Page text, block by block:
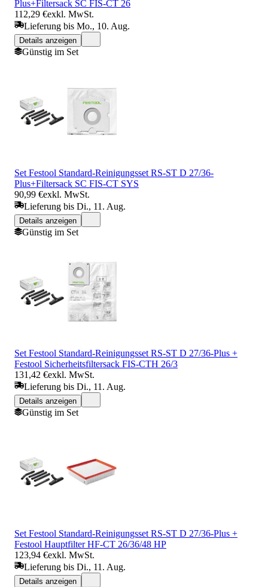
Plus+Filtersack SC FIS-CT 26
112,29 €exkl. MwSt.
Lieferung bis Mo., 10. Aug.
Details anzeigen
Günstig im Set
Set Festool Standard-Reinigungsset RS-ST D 27/36-
Plus+Filtersack SC FIS-CT SYS
90,99 €exkl. MwSt.
Lieferung bis Di., 11. Aug.
Details anzeigen
Günstig im Set
Set Festool Standard-Reinigungsset RS-ST D 27/36-Plus +
Festool Sicherheitsfiltersack FIS-CTH 26/3
131,42 €exkl. MwSt.
Lieferung bis Di., 11. Aug.
Details anzeigen
Günstig im Set
Set Festool Standard-Reinigungsset RS-ST D 27/36-Plus +
Festool Hauptfilter HF-CT 26/36/48 HP
123,94 €exkl. MwSt.
Lieferung bis Di., 11. Aug.
Details anzeigen